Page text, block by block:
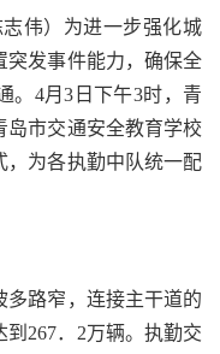
伟）为进一步强化城
突发事件能力，确保全
。4月3日下午3时，青
岛市交通安全教育学校
，为各执勤中队统一配
路窄，连接主干道的
267．2万辆。执勤交